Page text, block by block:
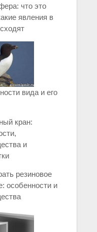
что это
явления в
вида и его
кран:
и
резиновое
особенности и